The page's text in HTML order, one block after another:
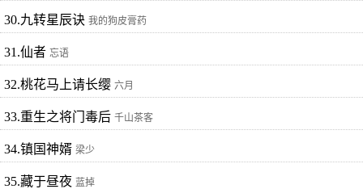
30.九转星辰诀 我的狗皮膏药
31.仙者 忘语
32.桃花马上请长缨 六月
33.重生之将门毒后 千山茶客
34.镇国神婿 梁少
35.藏于昼夜 蓝掉